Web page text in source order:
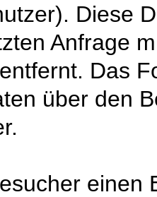
Diese
Anfrage
Das
über den
einen